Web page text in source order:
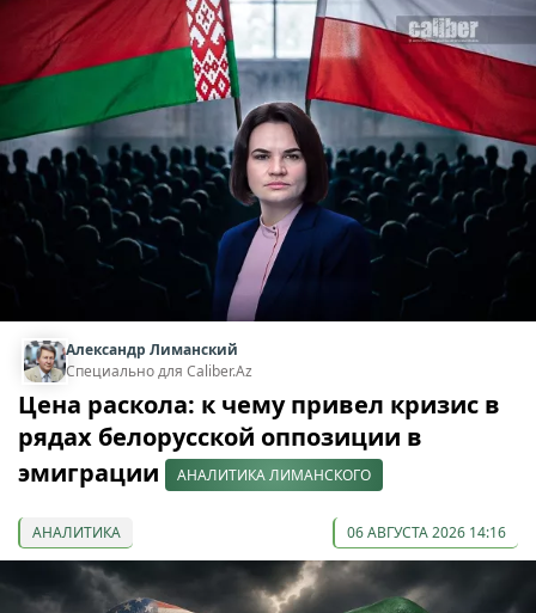
Александр Лиманский
Специально для Caliber.Az
Цена раскола: к чему привел кризис в
рядах белорусской оппозиции в
эмиграции
АНАЛИТИКА ЛИМАНСКОГО
АНАЛИТИКА 06 АВГУСТА 2026 14:16